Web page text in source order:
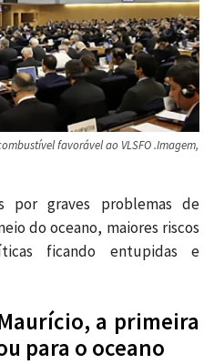
favorável ao VLSFO .Imagem,
por graves problemas de
do oceano, maiores riscos
ficando entupidas e
a primeira
para o oceano